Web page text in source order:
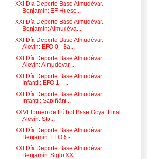
XXI Día Deporte Base Almudévar.
Benjamín: EF Huesc...
XXI Día Deporte Base Almudévar.
Benjamín: Almudéva...
XXI Día Deporte Base Almudévar.
Alevín: EFO 0 - Ba...
XXI Día Deporte Base Almudévar.
Alevín: Almudévar ...
XXI Día Deporte Base Almudévar.
Infantil: EFO 1 - ...
XXI Día Deporte Base Almudévar.
Infantil: Sabiñáni...
XXVI Torneo de Fútbol Base Goya. Final
Alevín: Sto...
XXI Día Deporte Base Almudévar.
Benjamín: EFO 5 - ...
XXI Día Deporte Base Almudévar.
Benjamín: Siglo XX...